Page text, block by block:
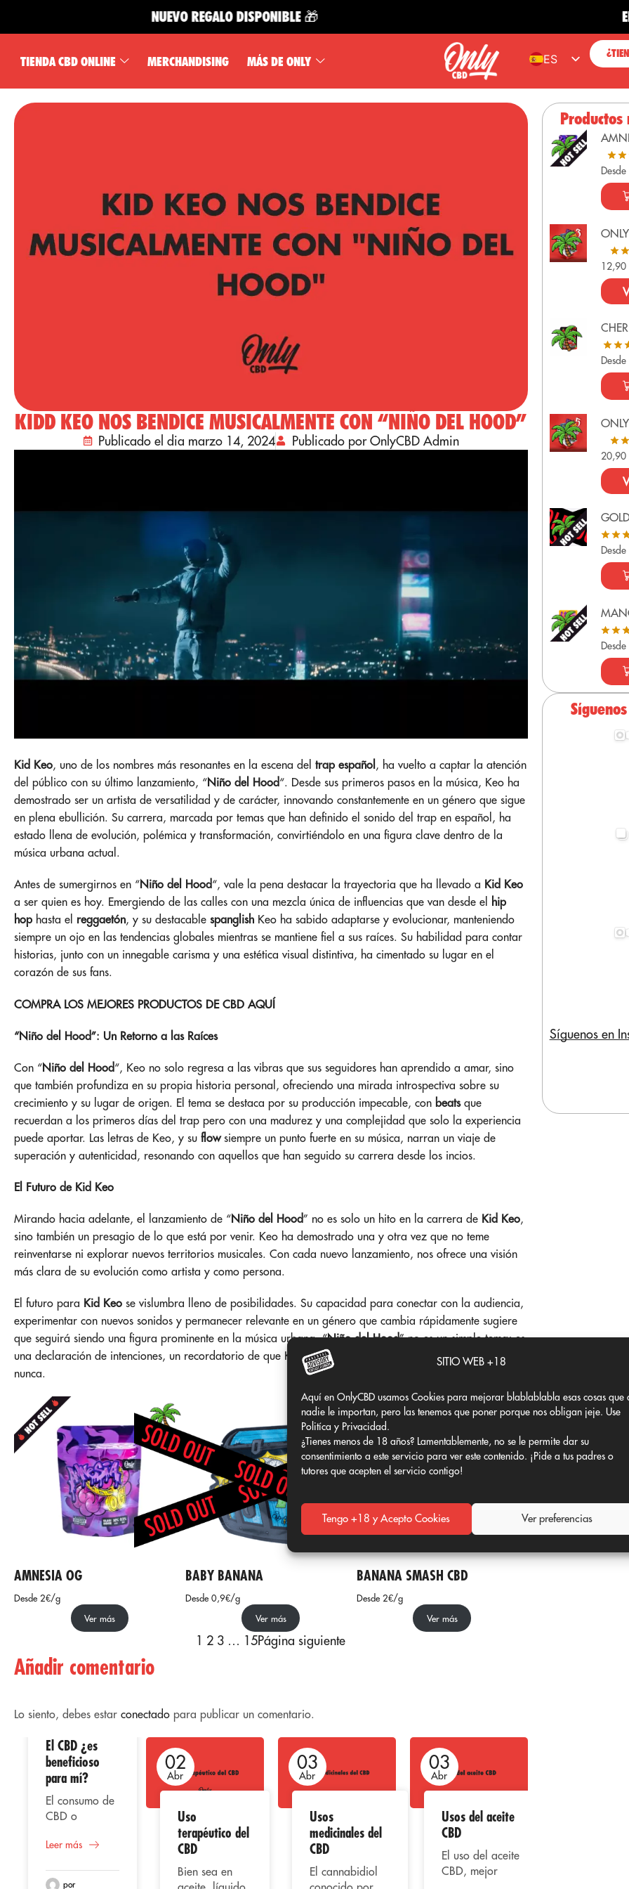
SITIO WEB +18
Aquí en OnlyCBD usamos Cookies para mejorar blablablabla esas cosas que
nadie le importan, pero las tenemos que poner porque nos obligan jeje. Use
Politíca y Privacidad.
¿Tienes menos de 18 años? Lamentablemente, no se le permite dar su
consentimiento a este servicio para ver este contenido. ¡Pide a tus padres o
tutores que acepten el servicio contigo!
Tengo +18 y Acepto Cookies Ver preferencias
NUEVO REGALO DISPONIBLE 🎁 ENVÍO
TIENDA CBD ONLINE MERCHANDISING MÁS DE ONLY
ES
FR
DE
KIDD KEO NOS BENDICE MUSICALMENTE CON “NIÑO DEL HOOD”
Publicado el dia marzo 14, 2024 Publicado por OnlyCBD Admin
Kid Keo, uno de los nombres más resonantes en la escena del trap español , ha vuelto a captar la atención
del público con su último lanzamiento, “Niño del Hood“. Desde sus primeros pasos en la música, Keo ha
demostrado ser un artista de versatilidad y de carácter, innovando constantemente en un género que sigue
en plena ebullición. Su carrera, marcada por temas que han definido el sonido del trap en español, ha
estado llena de evolución, polémica y transformación, convirtiéndolo en una figura clave dentro de la
música urbana actual.
Antes de sumergirnos en “Niño del Hood“, vale la pena destacar la trayectoria que ha llevado a Kid Keo
a ser quien es hoy. Emergiendo de las calles con una mezcla única de influencias que van desde el hip
hop hasta el reggaetón, y su destacable spanglish Keo ha sabido adaptarse y evolucionar, manteniendo
siempre un ojo en las tendencias globales mientras se mantiene fiel a sus raíces. Su habilidad para contar
historias, junto con un innegable carisma y una estética visual distintiva, ha cimentado su lugar en el
corazón de sus fans.
COMPRA LOS MEJORES PRODUCTOS DE CBD AQUÍ
“Niño del Hood”: Un Retorno a las Raíces
Con “Niño del Hood“, Keo no solo regresa a las vibras que sus seguidores han aprendido a amar, sino
que también profundiza en su propia historia personal, ofreciendo una mirada introspectiva sobre su
crecimiento y su lugar de origen. El tema se destaca por su producción impecable, con beatsque
recuerdan a los primeros días del trap pero con una madurez y una complejidad que solo la experiencia
puede aportar. Las letras de Keo, y su flowsiempre un punto fuerte en su música, narran un viaje de
superación y autenticidad, resonando con aquellos que han seguido su carrera desde los incios.
El Futuro de Kid Keo
Mirando hacia adelante, el lanzamiento de “Niño del Hood” no es solo un hito en la carrera de Kid Keo,
sino también un presagio de lo que está por venir. Keo ha demostrado una y otra vez que no teme
reinventarse ni explorar nuevos territorios musicales. Con cada nuevo lanzamiento, nos ofrece una visión
más clara de su evolución como artista y como persona.
El futuro para Kid Keo se vislumbra lleno de posibilidades. Su capacidad para conectar con la audiencia,
experimentar con nuevos sonidos y permanecer relevante en un género que cambia rápidamente sugiere
que seguirá siendo una figura prominente en la música urbana. “Niño del Hood” no es un simple tema; es
una declaración de intenciones, un recordatorio de que Keo sigue en el juego, más fuerte y centrado que
nunca.
AMNESIA OG
Desde 2€/g
Ver más
BABY BANANA
Desde 0,9€/g
Ver más
BANANA SMASH CBD
Desde 2€/g
Ver más
1 2 3 … 15Página siguiente
Añadir comentario
Lo siento, debes estar conectado para publicar un comentario.
02
Abr
El CBD ¿es
beneficioso
para mí?
El consumo de
CBD o
representa
estudios una
Leer más
por
02
Abr
Uso
terapéutico del
CBD
Bien sea en
03
Abr
Usos
medicinales del
CBD
El cannabidiol
03
Abr
Usos del aceite
CBD
El uso del aceite
CBD, mejor
Productos
12,90
20,90
Síguenos en